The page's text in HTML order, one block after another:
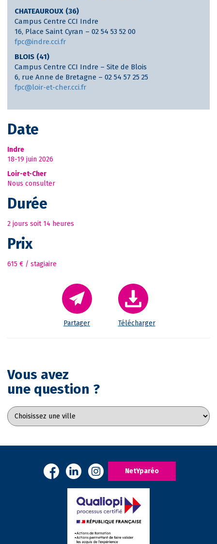
CHATEAUROUX (36)
Campus Centre CCI Indre
16, Place Saint Cyran – 02 54 53 52 00
fpc@indre.cci.fr
BLOIS (41)
Campus Centre CCI Indre – Site de Blois
6, rue Anne de Bretagne – 02 54 57 25 25
fpc@loir-et-cher.cci.fr
Date
Indre
18-19 juin 2026
Loir-et-Cher
Nous consulter
Durée
2 jours soit 14 heures
Prix
615 € / stagiaire
Partager Télécharger
Vous avez
une question ?
NetYparéo